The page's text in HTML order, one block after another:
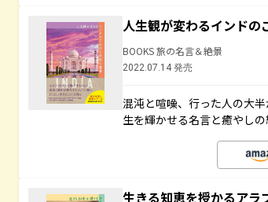
人生観が変わるインドの
BOOKS 旅の名言＆絶景
2022.07.14 発売
混沌と喧噪、行った人の大
生を輝かせる名言と癒やしの
生きる知恵を授かるアラ